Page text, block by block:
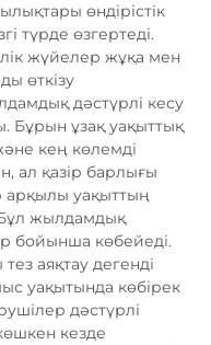
өндірістік
түрде өзгертеді.
жүйелер жұқа мен
өткізу
дәстүрлі кесу
Бұрын ұзақ уақыттық
кең көлемді
ал қазір барлығы
арқылы уақыттың
Бұл жылдамдық
бойынша көбейеді.
аяқтау дегенді
уақытында көбірек
дәстүрлі
кезде